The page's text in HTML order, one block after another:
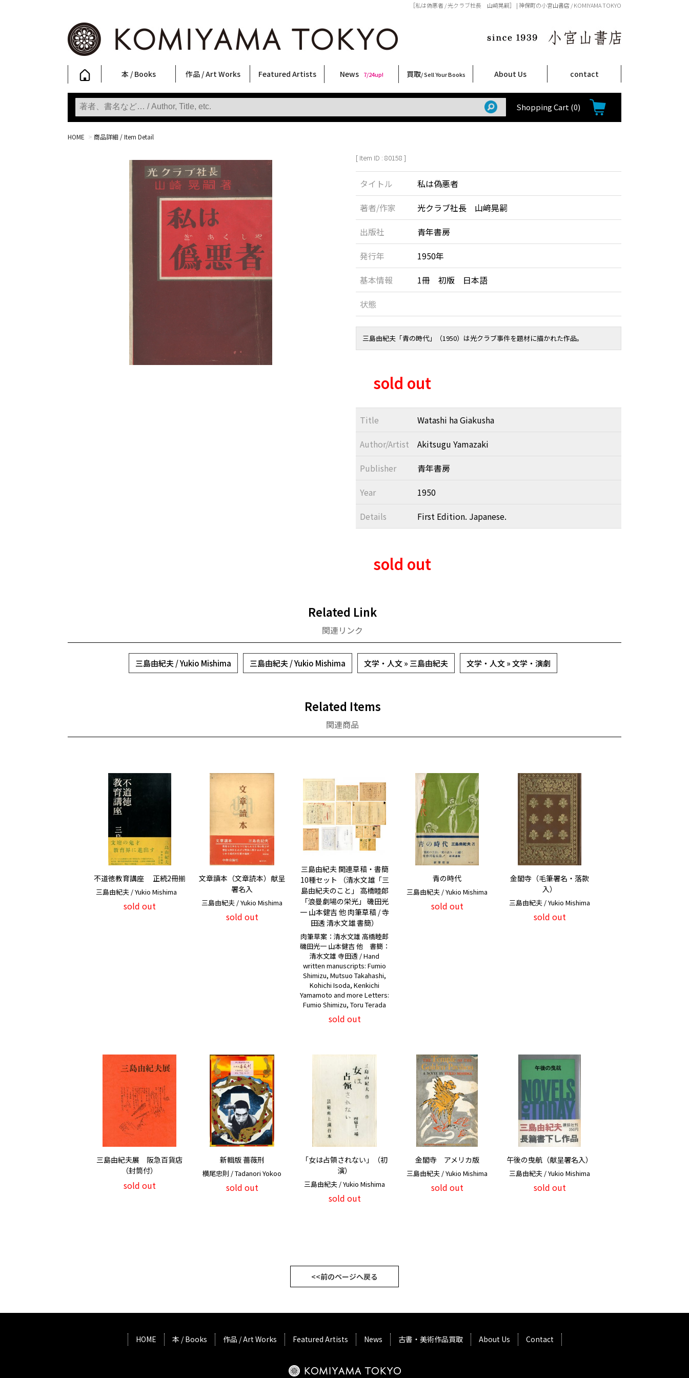
［私は偽悪者 / 光クラブ社長 山﨑晃嗣］ | 神保町の小宮山書店 / KOMIYAMA TOKYO
本 / Books
写真集
Photobooks
ファッション
Fashion
アート / 美術
Art
文学・人文
Literature & Humanities
日本文化
Japanese Culture
新刊
New Books
SALE
SALE
作品 / Art Works
フォトグラフィー
Photography
ポスター
Posters
ストリートアート
Street Art
立体・その他
Sculptures / etc
アートワークス
Art Works
Primary Artworks
KOMIYAMA TOKYO ART LABEL
版画
Prints
Featured Artists
稲嶺啓一(東風終)
村田言恵
丸岡和吾
Rico Casella
キム・ロートン
菅谷晋一
柴田亜美
内藤啓介
CHRIS
佐伯俊男
横尾忠則
春川ナミオ
内藤ルネ
秋赤音
須藤昌人
森山大道
大西洋介
COOKIE
大類信
北島敬三
林月光
三島剛
天野タケル
三島由紀夫
二本木里美
News 7/24up!
新着・おすすめ商品 9/7up!
フェア・イベント情報 7/24up!
お店からのお知らせ 6/1up!
買取/ Sell Your Books
買取ブログ
買取専用フォーム
古書 / 古本の買取
美術品の買取
出張買取について
宅配買取について
店頭買取について
よくある質問
About Us
店舗案内
Shop Infomation
ご注文について
How to Order
特定商取引法に関する表示
プライバシーポリシー
contact
Shopping Cart (0)
HOME > 商品詳細 / Item Detail
[ Item ID : 80158 ]
タイトル
私は偽悪者
著者/作家
光クラブ社長 山﨑晃嗣
出版社
青年書房
発行年
1950年
基本情報
1冊 初版 日本語
状態
三島由紀夫「青の時代」（1950）は光クラブ事件を題材に描かれた作品。
sold out
Title
Watashi ha Giakusha
Author/Artist
Akitsugu Yamazaki
Publisher
青年書房
Year
1950
Details
First Edition. Japanese.
sold out
Related Link
関連リンク
三島由紀夫 / Yukio Mishima 三島由紀夫 / Yukio Mishima 文学・人文 » 三島由紀夫 文学・人文 » 文学・演劇
Related Items
関連商品
不道徳教育講座 正続2冊揃
三島由紀夫 / Yukio Mishima
sold out
文章讀本（文章読本）献呈
署名入
三島由紀夫 / Yukio Mishima
sold out
三島由紀夫 関連草稿・書簡
10種セット （清水文雄「三
島由紀夫のこと」 高橋睦郎
「浪曼劇場の栄光」 磯田光
一 山本健吉 他 肉筆草稿 / 寺
田透 清水文雄 書簡）
肉筆草案：清水文雄 高橋睦郎
磯田光一 山本健吉 他 書簡：
清水文雄 寺田透 / Hand
written manuscripts: Fumio
Shimizu, Mutsuo Takahashi,
Kohichi Isoda, Kenkichi
Yamamoto and more Letters:
Fumio Shimizu, Toru Terada
sold out
青の時代
三島由紀夫 / Yukio Mishima
sold out
金閣寺（毛筆署名・落款
入）
三島由紀夫 / Yukio Mishima
sold out
三島由紀夫展 阪急百貨店
（封筒付）
sold out
新輯版 薔薇刑
横尾忠則 / Tadanori Yokoo
sold out
「女は占領されない」（初
演）
三島由紀夫 / Yukio Mishima
sold out
金閣寺 アメリカ版
三島由紀夫 / Yukio Mishima
sold out
午後の曳航（献呈署名入）
三島由紀夫 / Yukio Mishima
sold out
<<前のページへ戻る
HOME 本 / Books 作品 / Art Works Featured Artists News 古書・美術作品買取 About Us Contact